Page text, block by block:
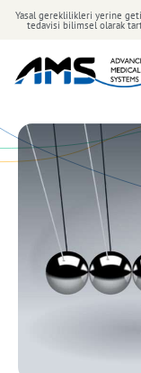
Yasal gereklilikleri yerine
tedavisi bilimsel olarak